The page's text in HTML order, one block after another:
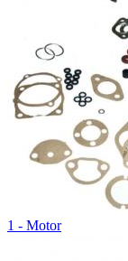
1 - Motor